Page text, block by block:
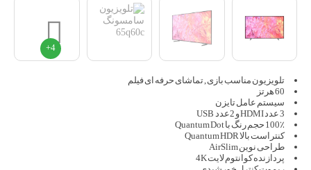
تلویزیون مناسب بازی , تماشای حرفه ای فیلم
60 هرتز
سیستم عامل تایزن
3 عدد HDMI و 2عدد USB
100٪ حجم رنگ با Quantum Dot
کنتراست بالا Quantum HDR
طراحی نوین AirSlim
پردازنده کوانتوم لایت 4K